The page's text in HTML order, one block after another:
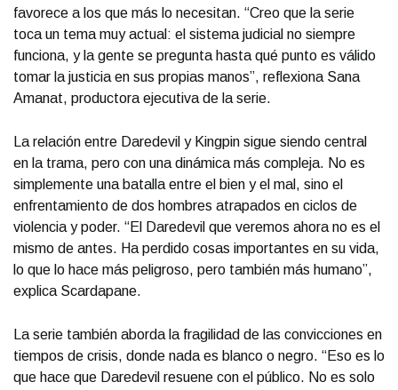
favorece a los que más lo necesitan. “Creo que la serie
toca un tema muy actual: el sistema judicial no siempre
funciona, y la gente se pregunta hasta qué punto es válido
tomar la justicia en sus propias manos”, reflexiona Sana
Amanat, productora ejecutiva de la serie.
La relación entre Daredevil y Kingpin sigue siendo central
en la trama, pero con una dinámica más compleja. No es
simplemente una batalla entre el bien y el mal, sino el
enfrentamiento de dos hombres atrapados en ciclos de
violencia y poder. “El Daredevil que veremos ahora no es el
mismo de antes. Ha perdido cosas importantes en su vida,
lo que lo hace más peligroso, pero también más humano”,
explica Scardapane.
La serie también aborda la fragilidad de las convicciones en
tiempos de crisis, donde nada es blanco o negro. “Eso es lo
que hace que Daredevil resuene con el público. No es solo